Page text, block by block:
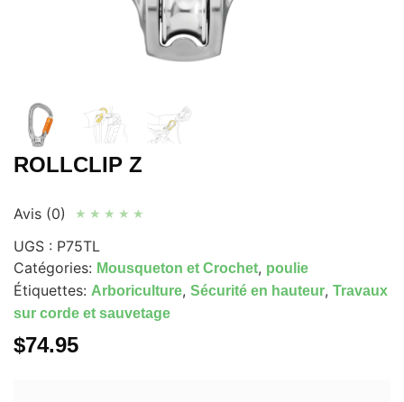
ROLLCLIP Z
Avis (0) ★ ★ ★ ★ ★
UGS : P75TL
Catégories: Mousqueton et Crochet, poulie
Étiquettes: Arboriculture, Sécurité en hauteur, Travaux
sur corde et sauvetage
$74.95